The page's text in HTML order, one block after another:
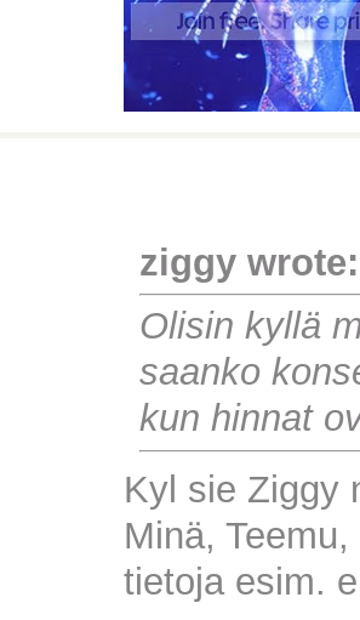
ziggy wrote:
Olisin kyllä
saanko
kun hinnat
Kyl sie Ziggy
Minä,
tietoja esim.